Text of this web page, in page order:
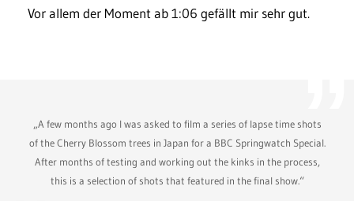
Vor allem der Moment ab 1:06 gefällt mir sehr gut.
„A few months ago I was asked to film a series of lapse time shots
of the Cherry Blossom trees in Japan for a BBC Springwatch Special.
After months of testing and working out the kinks in the process,
this is a selection of shots that featured in the final show.“